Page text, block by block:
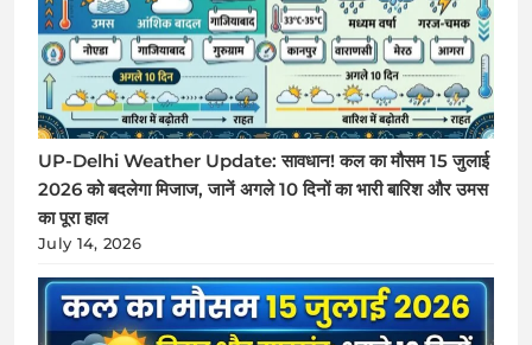
UP-Delhi Weather Update: सावधान! कल का मौसम 15 जुलाई
2026 को बदलेगा मिजाज, जानें अगले 10 दिनों का भारी बारिश और उमस
का पूरा हाल
July 14, 2026